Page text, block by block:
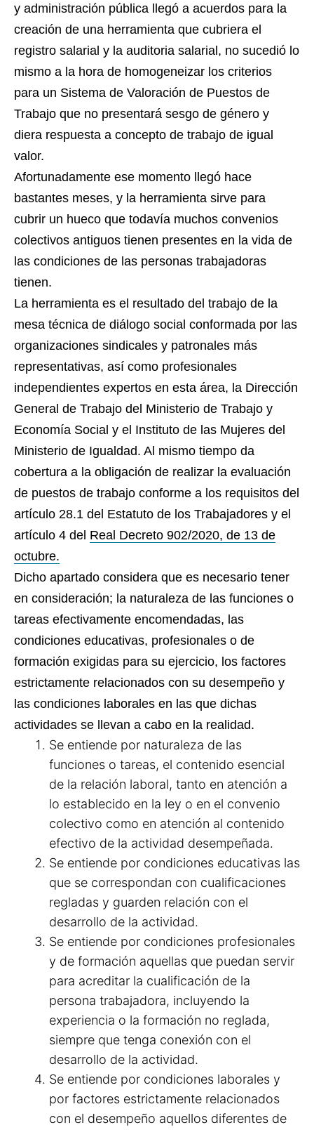
y administración pública llegó a acuerdos para la
creación de una herramienta que cubriera el
registro salarial y la auditoria salarial, no sucedió lo
mismo a la hora de homogeneizar los criterios
para un Sistema de Valoración de Puestos de
Trabajo que no presentará sesgo de género y
diera respuesta a concepto de trabajo de igual
valor.
Afortunadamente ese momento llegó hace
bastantes meses, y la herramienta sirve para
cubrir un hueco que todavía muchos convenios
colectivos antiguos tienen presentes en la vida de
las condiciones de las personas trabajadoras
tienen.
La herramienta es el resultado del trabajo de la
mesa técnica de diálogo social conformada por las
organizaciones sindicales y patronales más
representativas, así como profesionales
independientes expertos en esta área, la Dirección
General de Trabajo del Ministerio de Trabajo y
Economía Social y el Instituto de las Mujeres del
Ministerio de Igualdad. Al mismo tiempo da
cobertura a la obligación de realizar la evaluación
de puestos de trabajo conforme a los requisitos del
artículo 28.1 del Estatuto de los Trabajadores y el
artículo 4 del Real Decreto 902/2020, de 13 de
octubre.
Dicho apartado considera que es necesario tener
en consideración; la naturaleza de las funciones o
tareas efectivamente encomendadas, las
condiciones educativas, profesionales o de
formación exigidas para su ejercicio, los factores
estrictamente relacionados con su desempeño y
las condiciones laborales en las que dichas
actividades se llevan a cabo en la realidad.
Se entiende por naturaleza de las
funciones o tareas, el contenido esencial
de la relación laboral, tanto en atención a
lo establecido en la ley o en el convenio
colectivo como en atención al contenido
efectivo de la actividad desempeñada.
Se entiende por condiciones educativas las
que se correspondan con cualificaciones
regladas y guarden relación con el
desarrollo de la actividad.
Se entiende por condiciones profesionales
y de formación aquellas que puedan servir
para acreditar la cualificación de la
persona trabajadora, incluyendo la
experiencia o la formación no reglada,
siempre que tenga conexión con el
desarrollo de la actividad.
Se entiende por condiciones laborales y
por factores estrictamente relacionados
con el desempeño aquellos diferentes de